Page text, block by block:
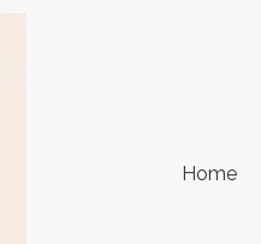
Home